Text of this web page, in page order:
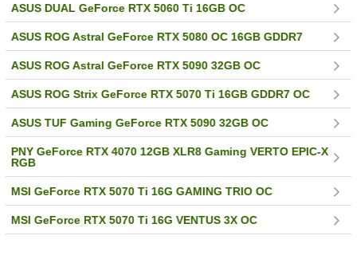
ASUS DUAL GeForce RTX 5060 Ti 16GB OC
ASUS ROG Astral GeForce RTX 5080 OC 16GB GDDR7
ASUS ROG Astral GeForce RTX 5090 32GB OC
ASUS ROG Strix GeForce RTX 5070 Ti 16GB GDDR7 OC
ASUS TUF Gaming GeForce RTX 5090 32GB OC
PNY GeForce RTX 4070 12GB XLR8 Gaming VERTO EPIC-X
RGB
MSI GeForce RTX 5070 Ti 16G GAMING TRIO OC
MSI GeForce RTX 5070 Ti 16G VENTUS 3X OC